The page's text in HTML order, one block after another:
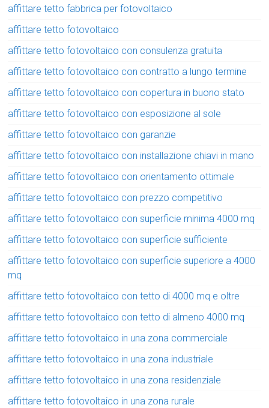
affittare tetto fabbrica per fotovoltaico
affittare tetto fotovoltaico
affittare tetto fotovoltaico con consulenza gratuita
affittare tetto fotovoltaico con contratto a lungo termine
affittare tetto fotovoltaico con copertura in buono stato
affittare tetto fotovoltaico con esposizione al sole
affittare tetto fotovoltaico con garanzie
affittare tetto fotovoltaico con installazione chiavi in mano
affittare tetto fotovoltaico con orientamento ottimale
affittare tetto fotovoltaico con prezzo competitivo
affittare tetto fotovoltaico con superficie minima 4000 mq
affittare tetto fotovoltaico con superficie sufficiente
affittare tetto fotovoltaico con superficie superiore a 4000
mq
affittare tetto fotovoltaico con tetto di 4000 mq e oltre
affittare tetto fotovoltaico con tetto di almeno 4000 mq
affittare tetto fotovoltaico in una zona commerciale
affittare tetto fotovoltaico in una zona industriale
affittare tetto fotovoltaico in una zona residenziale
affittare tetto fotovoltaico in una zona rurale